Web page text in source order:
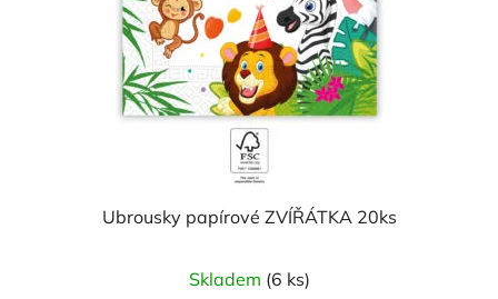
Ubrousky papírové ZVÍŘÁTKA 20ks
Skladem (6 ks)